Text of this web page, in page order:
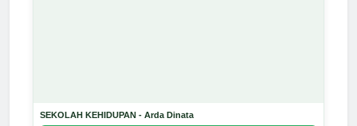
SEKOLAH KEHIDUPAN - Arda Dinata